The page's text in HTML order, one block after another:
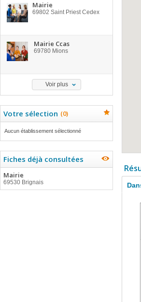
Mairie
69802 Saint Priest Cedex
Mairie Ccas
69780 Mions
Voir plus
Votre sélection (0)
Aucun établissement sélectionné
Fiches déjà consultées
Mairie
69530 Brignais